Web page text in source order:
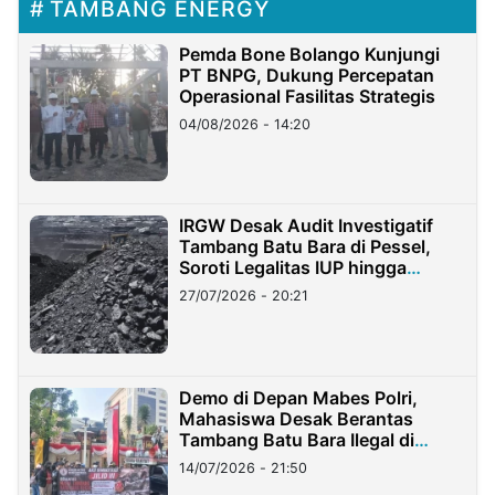
TAMBANG ENERGY
Pemda Bone Bolango Kunjungi
PT BNPG, Dukung Percepatan
Operasional Fasilitas Strategis
04/08/2026 - 14:20
IRGW Desak Audit Investigatif
Tambang Batu Bara di Pessel,
Soroti Legalitas IUP hingga
Stockpile
27/07/2026 - 20:21
Demo di Depan Mabes Polri,
Mahasiswa Desak Berantas
Tambang Batu Bara Ilegal di
Lampung
14/07/2026 - 21:50